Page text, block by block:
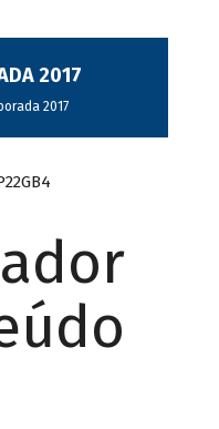
2017
2017